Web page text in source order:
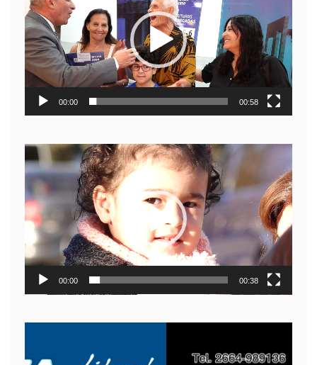
video
00:00 00:58
Reproductor
de
video
00:00 00:38